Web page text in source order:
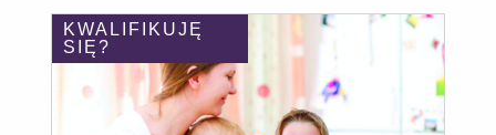
KWALIFIKUJĘ
SIĘ?